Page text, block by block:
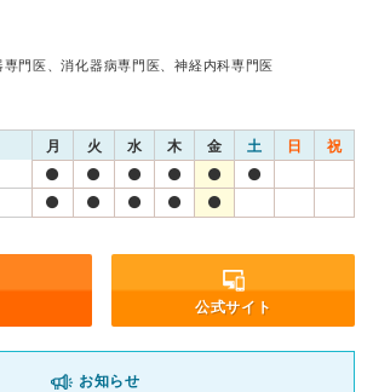
門医、消化器病専門医、神経内科専門医
月 火 水 木 金 土 日 祝
公式サイト
お知らせ